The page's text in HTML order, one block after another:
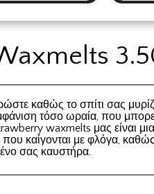
καθώς το σπίτι σας
τόσο ωραία, που
waxmelts μας είναι μια
που καίγονται με φλόγα,
σας καυστήρα.